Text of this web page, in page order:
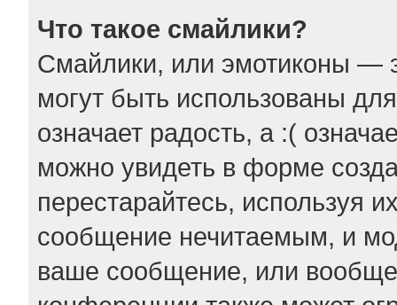
Что такое смайлики?
Смайлики, или эмотиконы —
могут быть использованы
означает радость, а :(
можно увидеть в форме
перестарайтесь, используя
сообщение нечитаемым, и
ваше сообщение, или